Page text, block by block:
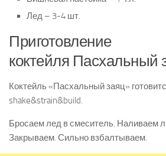
Лед – 3-4 шт.
Приготовление
коктейля Пасхальный
Коктейль «Пасхальный заяц»
shake&strain&build.
Бросаем лед в смеситель. Наливаем
Закрываем. Сильно взбалтываем.